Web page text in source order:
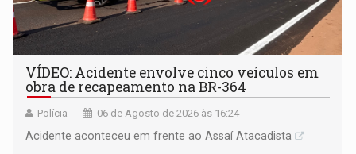
VÍDEO: Acidente envolve cinco veículos em
obra de recapeamento na BR-364
Polícia 06 de Agosto de 2026 às 16:24
Acidente aconteceu em frente ao Assaí Atacadista